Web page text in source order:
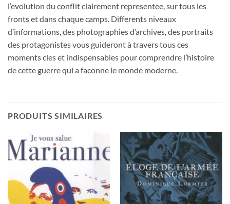
l’evolution du conflit clairement representee, sur tous les
fronts et dans chaque camps. Differents niveaux
d’informations, des photographies d’archives, des portraits
des protagonistes vous guideront à travers tous ces
moments cles et indispensables pour comprendre l’histoire
de cette guerre qui a faconne le monde moderne.
PRODUITS SIMILAIRES